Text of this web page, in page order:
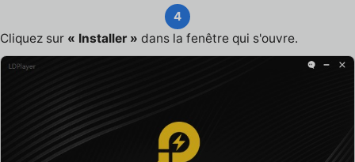
4
Cliquez sur « Installer » dans la fenêtre qui s'ouvre.